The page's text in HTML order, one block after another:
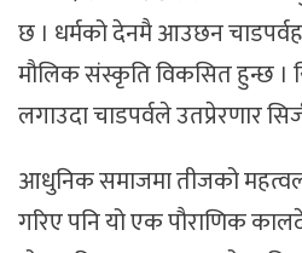
छ । धर्मको देनमै आउछन
मौलिक संस्कृति विकसित हुन्छ ।
लगाउदा चाडपर्वले उतप्रेरणार
आधुनिक समाजमा तीजको
गरिए पनि यो एक पौराणिक